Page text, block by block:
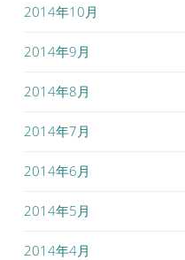
2014年10月
2014年9月
2014年8月
2014年7月
2014年6月
2014年5月
2014年4月